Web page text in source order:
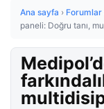
Ana sayfa › Forumlar
paneli: Doğru tanı,